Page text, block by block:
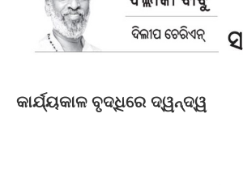
କାର୍ଯ୍ୟକାଳ ବୃଦ୍ଧିରେ ଦ୍ୱନ୍ଦ୍ୱ